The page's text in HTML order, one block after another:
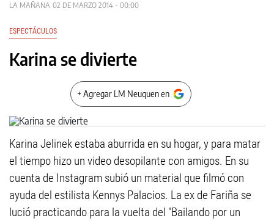
LA MAÑANA 02 DE MARZO 2014 - 00:00
ESPECTÁCULOS
Karina se divierte
+ Agregar LM Neuquen en
Karina Jelinek estaba aburrida en su hogar, y para matar
el tiempo hizo un video desopilante con amigos. En su
cuenta de Instagram subió un material que filmó con
ayuda del estilista Kennys Palacios. La ex de Fariña se
lució practicando para la vuelta del "Bailando por un